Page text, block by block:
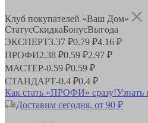
Клуб покупателей «Ваш Дом»
СтатусСкидкаБонусВыгода
ЭКСПЕРТ3.37 ₽0.79 ₽4.16 ₽
ПРОФИ2.38 ₽0.59 ₽2.97 ₽
МАСТЕР-0.59 ₽0.59 ₽
СТАНДАРТ-0.4 ₽0.4 ₽
Как стать «ПРОФИ» сразу!Узнать
Доставим сегодня, от 90 ₽